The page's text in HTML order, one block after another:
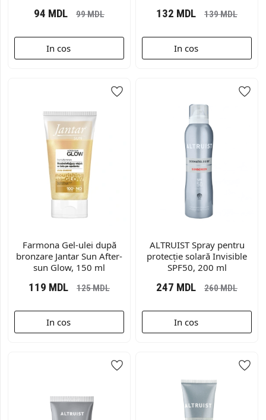
94 MDL 99MDL
In cos
132 MDL 139MDL
In cos
Farmona Gel-ulei după
bronzare Jantar Sun After-
sun Glow, 150 ml
119 MDL 125MDL
In cos
ALTRUIST Spray pentru
protecție solară Invisible
SPF50, 200 ml
247 MDL 260MDL
In cos